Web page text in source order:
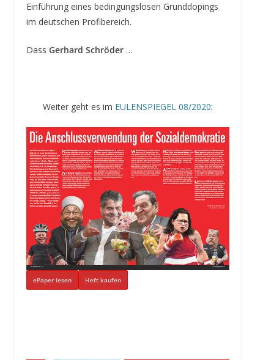
Einführung eines bedingungslosen Grunddopings
im deutschen Profibereich.
Dass Gerhard Schröder…
Weiter geht es im EULENSPIEGEL 08/2020:
ePaper lesen Heft kaufen